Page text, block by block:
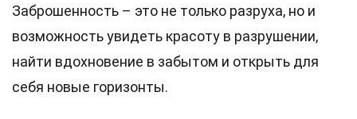
Заброшенность – это не только разруха, но и
возможность увидеть красоту в разрушении,
найти вдохновение в забытом и открыть для
себя новые горизонты.